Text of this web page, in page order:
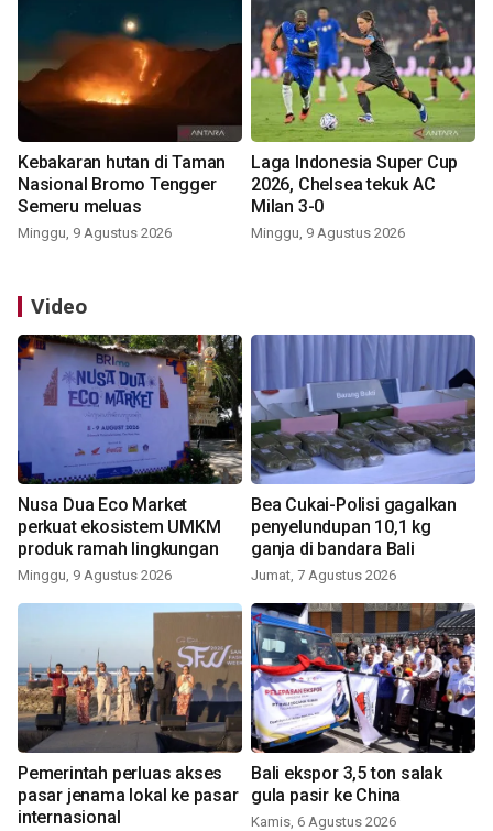
Kebakaran hutan di Taman
Nasional Bromo Tengger
Semeru meluas
Minggu, 9 Agustus 2026
Laga Indonesia Super Cup
2026, Chelsea tekuk AC
Milan 3-0
Minggu, 9 Agustus 2026
Video
Nusa Dua Eco Market
perkuat ekosistem UMKM
produk ramah lingkungan
Minggu, 9 Agustus 2026
Bea Cukai-Polisi gagalkan
penyelundupan 10,1 kg
ganja di bandara Bali
Jumat, 7 Agustus 2026
Pemerintah perluas akses
pasar jenama lokal ke pasar
internasional
Bali ekspor 3,5 ton salak
gula pasir ke China
Kamis, 6 Agustus 2026